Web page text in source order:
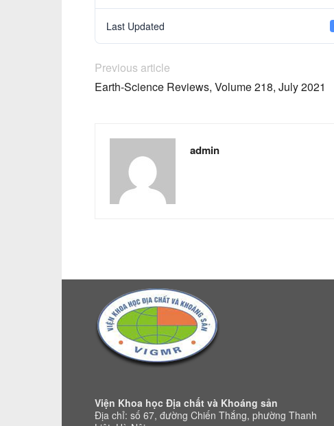
Last Updated
Previous article
Earth-Science Reviews, Volume 218, July 2021
admin
Viện Khoa học Địa chất và Khoáng sản
Địa chỉ: số 67, đường Chiến Thắng, phường Thanh